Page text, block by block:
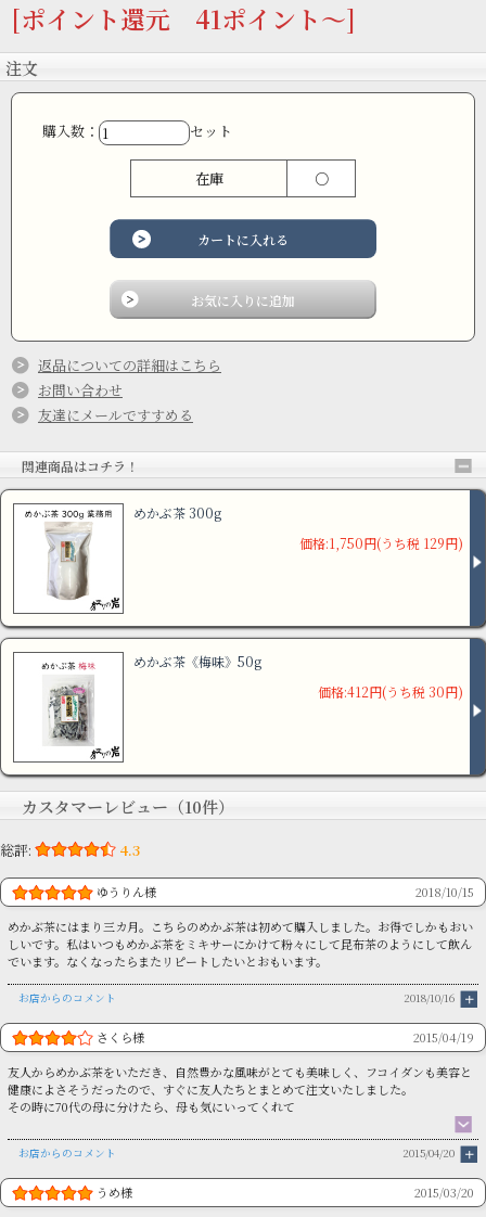
[ポイント還元 41ポイント～]
注文
購入数： セット
在庫 ○
返品についての詳細はこちら
お問い合わせ
友達にメールですすめる
関連商品はコチラ！
めかぶ茶 300g
価格:1,750円(うち税 129円)
めかぶ茶《梅味》50g
価格:412円(うち税 30円)
カスタマーレビュー（10件）
総評: 4.3
ゆうりん様
2018/10/15
めかぶ茶にはまり三カ月。こちらのめかぶ茶は初めて購入しました。お得でしかもおい
しいです。私はいつもめかぶ茶をミキサーにかけて粉々にして昆布茶のようにして飲ん
でいます。なくなったらまたリピートしたいとおもいます。
お店からのコメント 2018/10/16
さくら様
2015/04/19
友人からめかぶ茶をいただき、自然豊かな風味がとても美味しく、フコイダンも美容と
健康によさそうだったので、すぐに友人たちとまとめて注文いたしました。
その時に70代の母に分けたら、母も気にいってくれて
お店からのコメント 2015/04/20
うめ様
2015/03/20